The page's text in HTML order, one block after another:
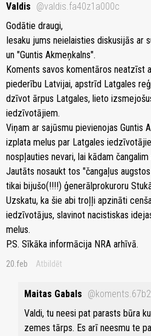
Valdis @valdis.fa40z1a000c
Godātie draugi,
Iesaku jums neielaisties diskusijās ar
un "Guntis Akmeņkalns".
Koments savos komentāros neatzīst
piederību Latvijai, apstrīd Latgales
dzīvot ārpus Latgales, lieto
iedzīvotājiem.
Viņam ar sajūsmu pievienojas Guntis
izplata melus par Latgales
nospļauties nevari, lai kādam
Jautāts nosaukt tos "čangaļus
tikai bijušo(!!!!) ģenerālprokuroru
Uzskatu, ka šie abi troļļi apzināti
iedzīvotājus, slavinot nacistiskas
melus.
P.S. Sīkāka informācija NRA arhīvā.
20.feb Atbildēt
Maitas Gabals
Valdi, tu neesi pat parasts būra
zemes tārps. Es arī neesmu te